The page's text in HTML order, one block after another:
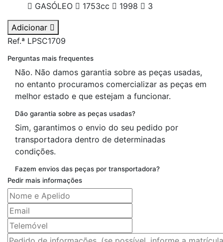
GASÓLEO
1753cc 1998 3
Adicionar
Ref.ª LPSC1709
Perguntas mais frequentes
Não. Não damos garantia sobre as peças usadas,
no entanto procuramos comercializar as peças em
melhor estado e que estejam a funcionar.
Dão garantia sobre as peças usadas?
Sim, garantimos o envio do seu pedido por
transportadora dentro de determinadas
condições.
Fazem envios das peças por transportadora?
Pedir mais informações